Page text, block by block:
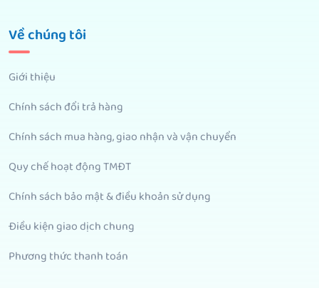
Về chúng tôi
Giới thiệu
Chính sách đổi trả hàng
Chính sách mua hàng, giao nhận và vận chuyển
Quy chế hoạt động TMĐT
Chính sách bảo mật & điều khoản sử dụng
Điều kiện giao dịch chung
Phương thức thanh toán